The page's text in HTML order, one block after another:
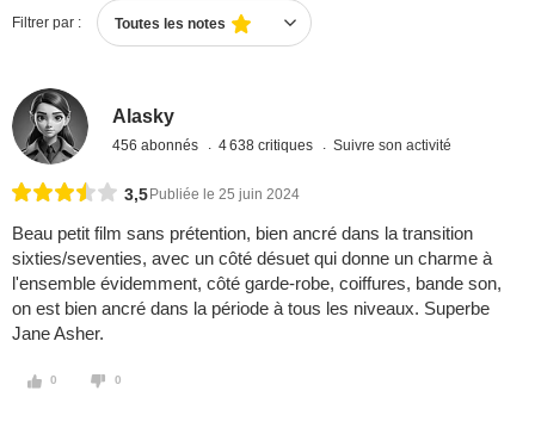
Filtrer par : Toutes les notes
Alasky
456 abonnés 4 638 critiques Suivre son activité
3,5 Publiée le 25 juin 2024
Beau petit film sans prétention, bien ancré dans la transition
sixties/seventies, avec un côté désuet qui donne un charme à
l'ensemble évidemment, côté garde-robe, coiffures, bande son,
on est bien ancré dans la période à tous les niveaux. Superbe
Jane Asher.
0 0